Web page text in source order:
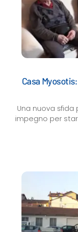
Casa
Una nuova sfida
impegno per